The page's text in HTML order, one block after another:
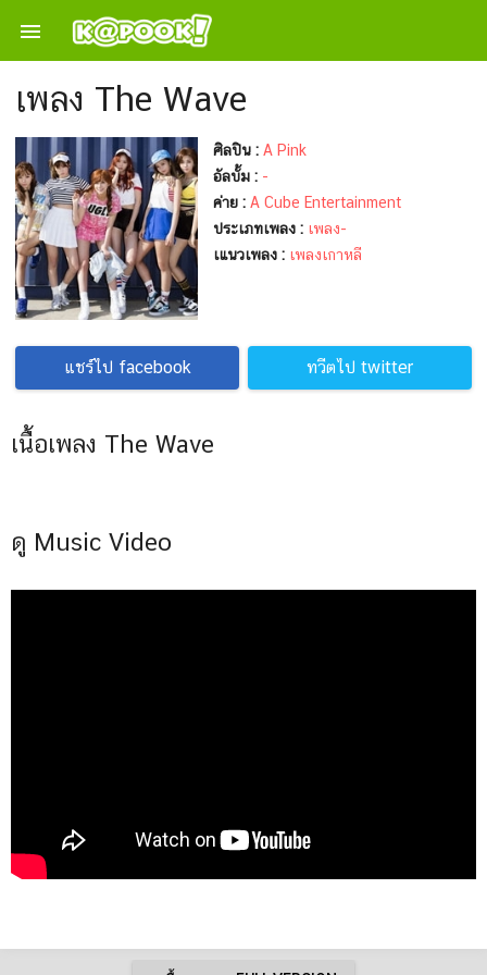

เพลง The Wave
ศิลปิน : A Pink
อัลบั้ม : -
ค่าย : A Cube Entertainment
ประเภทเพลง : เพลง-
เแนวเพลง : เพลงเกาหลี
แชร์ไป facebook ทวีตไป twitter
เนื้อเพลง The Wave
ดู Music Video